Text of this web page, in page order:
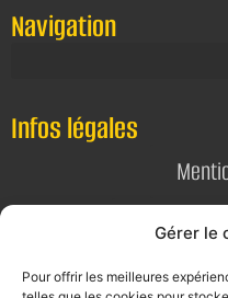
Gérer le
Pour offrir les meilleures
Navigation
Infos légales
Politique